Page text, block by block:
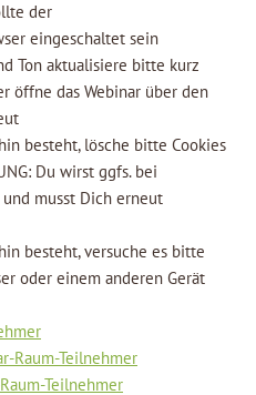
der
eingeschaltet sein
Ton aktualisiere bitte kurz
öffne das Webinar über den
besteht, lösche bitte Cookies
Du wirst ggfs. bei
musst Dich erneut
besteht, versuche es bitte
oder einem anderen Gerät
Raum-Teilnehmer
Teilnehmer